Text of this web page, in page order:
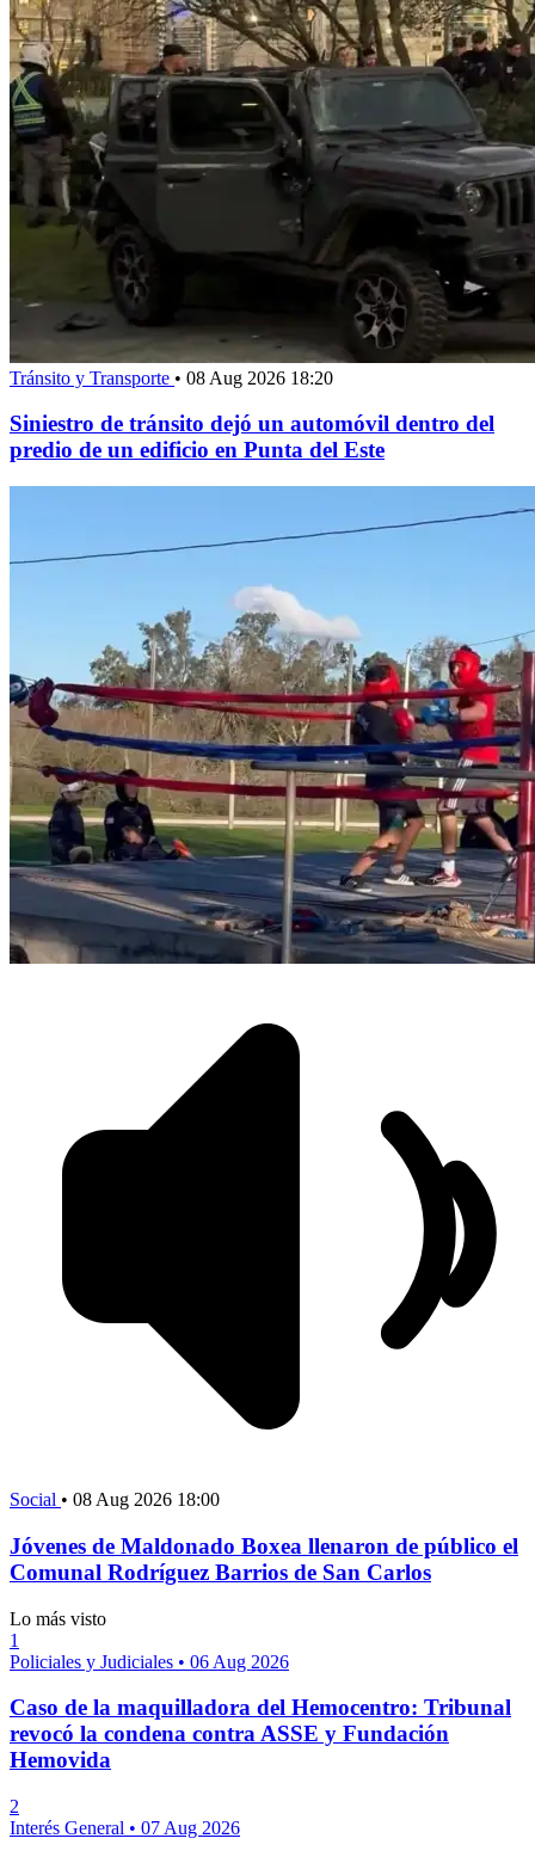
Tránsito y Transporte • 08 Aug 2026 18:20
Siniestro de tránsito dejó un automóvil dentro del
predio de un edificio en Punta del Este
Social • 08 Aug 2026 18:00
Jóvenes de Maldonado Boxea llenaron de público el
Comunal Rodríguez Barrios de San Carlos
Lo más visto
1
Policiales y Judiciales • 06 Aug 2026
Caso de la maquilladora del Hemocentro: Tribunal
revocó la condena contra ASSE y Fundación
Hemovida
2
Interés General • 07 Aug 2026